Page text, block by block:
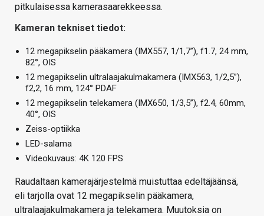
pitkulaisessa kamerasaarekkeessa.
Kameran tekniset tiedot:
12 megapikselin pääkamera (IMX557, 1/1,7”), f1.7, 24 mm,
82°, OIS
12 megapikselin ultralaajakulmakamera (IMX563, 1/2,5”),
f2,2, 16 mm, 124° PDAF
12 megapikselin telekamera (IMX650, 1/3,5”), f2.4, 60mm,
40°, OIS
Zeiss-optiikka
LED-salama
Videokuvaus: 4K 120 FPS
Raudaltaan kamerajärjestelmä muistuttaa edeltäjäänsä,
eli tarjolla ovat 12 megapikselin pääkamera,
ultralaajakulmakamera ja telekamera. Muutoksia on